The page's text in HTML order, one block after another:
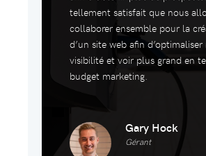
tellement satisfait que nous
collaborer ensemble pour la
d’un site web afin d’optimaliser
visibilité et voir plus grand en
budget marketing.
Gary Hock
Gérant